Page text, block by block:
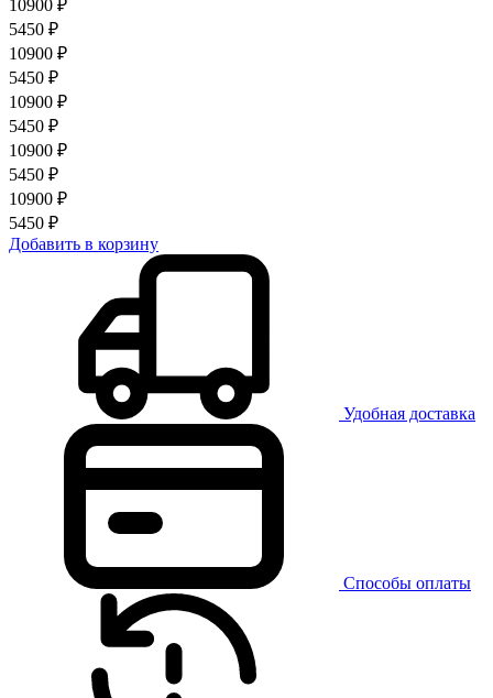
10900 ₽
5450 ₽
10900 ₽
5450 ₽
10900 ₽
5450 ₽
10900 ₽
5450 ₽
10900 ₽
5450 ₽
Добавить в корзину
Удобная доставка
Способы оплаты